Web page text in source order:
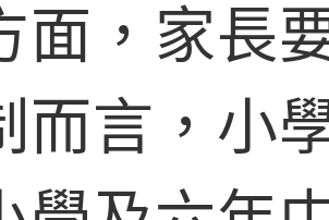
面，家長
而言，小